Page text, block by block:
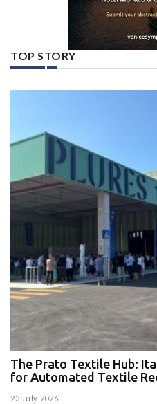
TOP STORY
The Prato Textile Hub:
for Automated Textile
23 July 2026